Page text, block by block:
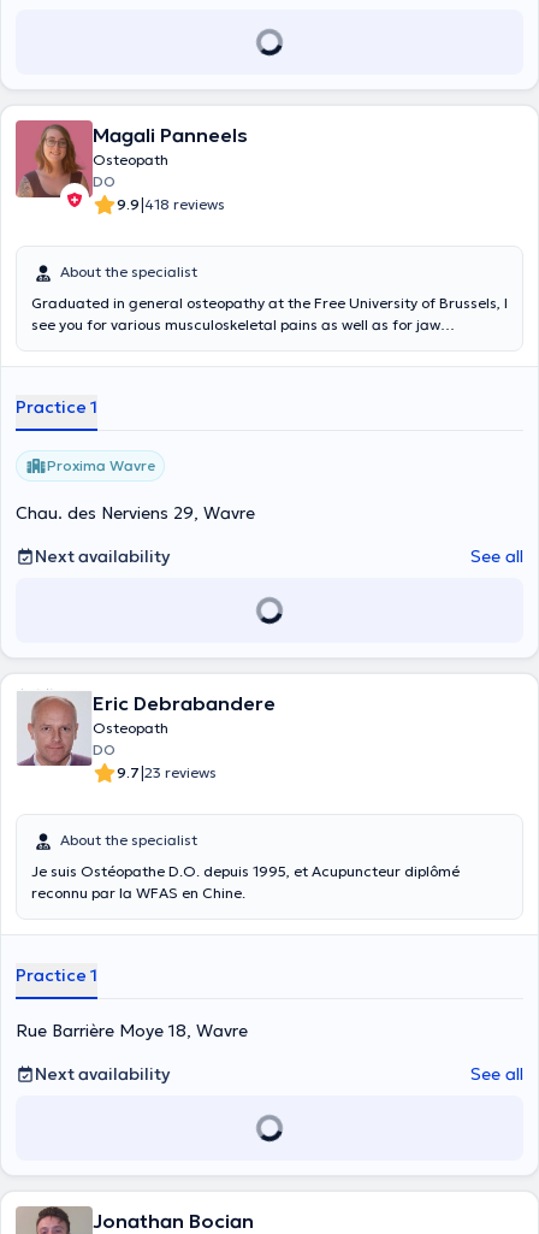
Magali Panneels
Osteopath
DO
9.9|418 reviews
About the specialist
Graduated in general osteopathy at the Free University of Brussels, I
see you for various musculoskeletal pains as well as for jaw
consultations from young adolescents to the elderly (I do not take
proposed times do not suit you, do not hesitate to contact me
directly by phone or by text message at 0491.11.56.44. Please bring
a large towel to the consultation.
Practice 1
Proxima Wavre
Chau. des Nerviens 29, Wavre
Next availability
See all
Eric Debrabandere
Osteopath
DO
9.7|23 reviews
About the specialist
Je suis Ostéopathe D.O. depuis 1995, et Acupuncteur diplômé
reconnu par la WFAS en Chine.
Practice 1
Rue Barrière Moye 18, Wavre
Next availability
See all
Jonathan Bocian